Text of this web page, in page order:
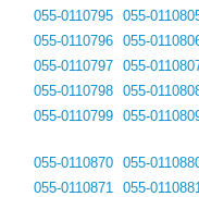
055-0110795
055-0110796
055-0110797
055-0110798
055-0110799
055-
055-
055-
055-
055-
055-0110870
055-0110871
055-
055-